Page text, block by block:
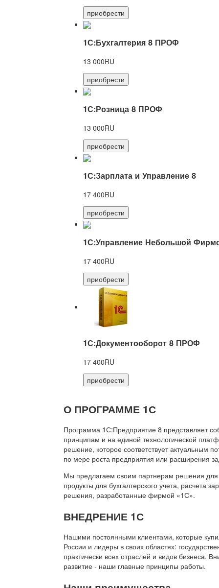
приобрести
1С:Бухгалтерия 8 ПРОФ
13 000RU
приобрести
1С:Розница 8 ПРОФ
13 000RU
приобрести
1С:Зарплата и Управление 8
17 400RU
приобрести
1С:Управление Небольшой
17 400RU
приобрести
1С:Документооборот 8 ПРОФ
17 400RU
приобрести
О ПРОГРАММЕ 1С
Программа 1С:Предприятие 8 представляет
принципам и на единой технологической
решение, которое соответствует актуальным
по мере роста предприятия или расширения
Мы предлагаем своим партнерам решения для
продукты для бухгалтерского учета, расчета
решения, разработанные фирмой «1С».
ВНЕДРЕНИЕ 1С
Нашими постоянными клиентами, которые
России и лидеры в своих областях:
практически всех отраслей и видов бизнеса.
развитие - наши главные принципы работы.